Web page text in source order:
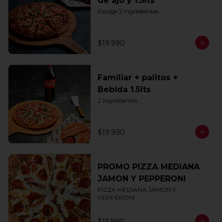
Escoge 2 ingredientes.
$19.990
Familiar + palitos +
Bebida 1.5lts
2 ingredientes.
$19.990
PROMO PIZZA MEDIANA
JAMON Y PEPPERONI
PIZZA MEDIANA JAMON Y
PEPPERONI